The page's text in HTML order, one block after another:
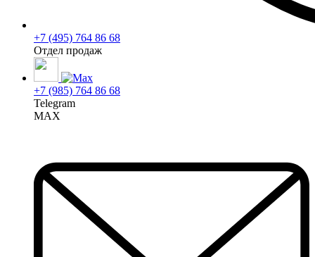
+7 (495) 764 86 68
Отдел продаж
+7 (985) 764 86 68
Telegram
MAX